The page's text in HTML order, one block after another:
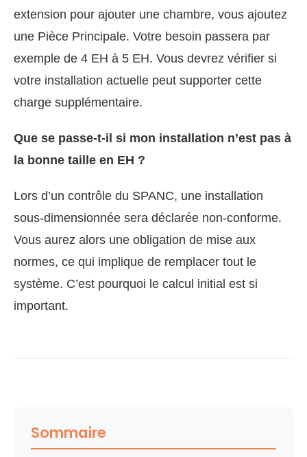
extension pour ajouter une chambre, vous ajoutez
une Pièce Principale. Votre besoin passera par
exemple de 4 EH à 5 EH. Vous devrez vérifier si
votre installation actuelle peut supporter cette
charge supplémentaire.
Que se passe-t-il si mon installation n’est pas à
la bonne taille en EH ?
Lors d’un contrôle du SPANC, une installation
sous-dimensionnée sera déclarée non-conforme.
Vous aurez alors une obligation de mise aux
normes, ce qui implique de remplacer tout le
système. C’est pourquoi le calcul initial est si
important.
Sommaire